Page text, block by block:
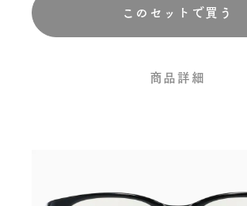
このセットで買う
商品詳細